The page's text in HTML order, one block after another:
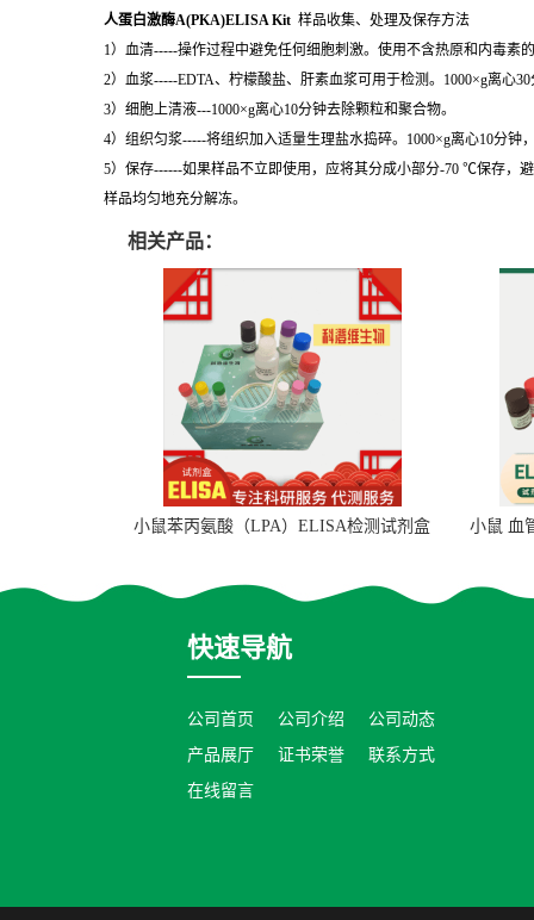
人蛋白激酶A(PKA)ELISA Kit 样品收集、处理及保存方法
1）血清-----操作过程中避免任何细胞刺激。使用不含热原和内毒素
2）血浆-----EDTA、柠檬酸盐、肝素血浆可用于检测。1000×g离心
3）细胞上清液---1000×g离心10分钟去除颗粒和聚合物。
4）组织匀浆-----将组织加入适量生理盐水捣碎。1000×g离心10分钟
5）保存------如果样品不立即使用，应将其分成小部分-70 ℃保存，
样品均匀地充分解冻。
相关产品：
小鼠苯丙氨酸（LPA）ELISA检测试剂盒 小鼠 血
快速导航
公司首页 公司介绍
公司动态
产品展厅
证书荣誉
联系方式
在线留言